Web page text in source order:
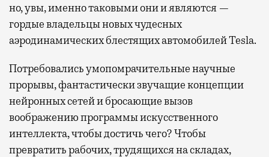
но, увы, именно таковыми они и являются —
гордые владельцы новых чудесных
аэродинамических блестящих автомобилей Tesla.
Потребовались умопомрачительные научные
прорывы, фантастически звучащие концепции
нейронных сетей и бросающие вызов
воображению программы искусственного
интеллекта, чтобы достичь чего? Чтобы
превратить рабочих, трудящихся на складах,